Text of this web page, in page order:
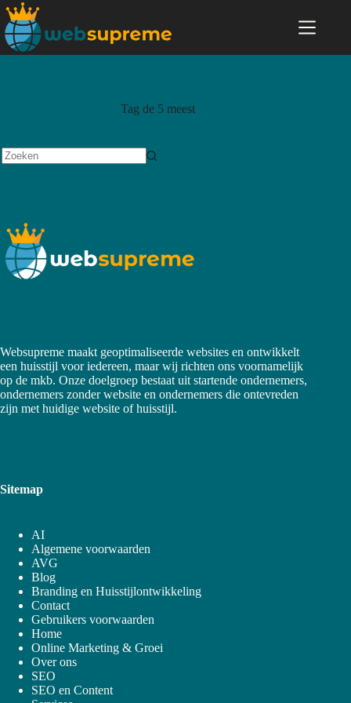
Tag de 5 meest
Websupreme maakt geoptimaliseerde websites en ontwikkelt
een huisstijl voor iedereen, maar wij richten ons voornamelijk
op de mkb. Onze doelgroep bestaat uit startende ondernemers,
ondernemers zonder website en ondernemers die ontevreden
zijn met huidige website of huisstijl.
Sitemap
AI
Algemene voorwaarden
AVG
Blog
Branding en Huisstijlontwikkeling
Contact
Gebruikers voorwaarden
Home
Online Marketing & Groei
Over ons
SEO
SEO en Content